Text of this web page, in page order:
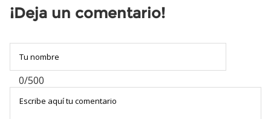
¡Deja un comentario!
0/500